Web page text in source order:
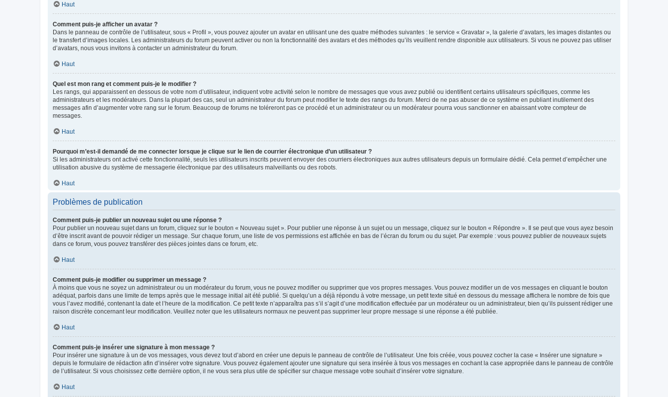
Haut
Comment puis-je afficher un avatar ?
Dans le panneau de contrôle de l’utilisateur, sous « Profil », vous pouvez ajouter un avatar en utilisant une des quatre méthodes suivantes : le service « Gravatar », la galerie d’avatars, les images distantes ou
le transfert d’images locales. Les administrateurs du forum peuvent activer ou non la fonctionnalité des avatars et des méthodes qu’ils veuillent rendre disponible aux utilisateurs. Si vous ne pouvez pas utiliser
d’avatars, nous vous invitons à contacter un administrateur du forum.
Haut
Quel est mon rang et comment puis-je le modifier ?
Les rangs, qui apparaissent en dessous de votre nom d’utilisateur, indiquent votre activité selon le nombre de messages que vous avez publié ou identifient certains utilisateurs spécifiques, comme les
administrateurs et les modérateurs. Dans la plupart des cas, seul un administrateur du forum peut modifier le texte des rangs du forum. Merci de ne pas abuser de ce système en publiant inutilement des
messages afin d’augmenter votre rang sur le forum. Beaucoup de forums ne toléreront pas ce procédé et un administrateur ou un modérateur pourra vous sanctionner en abaissant votre compteur de
messages.
Haut
Pourquoi m’est-il demandé de me connecter lorsque je clique sur le lien de courrier électronique d’un utilisateur ?
Si les administrateurs ont activé cette fonctionnalité, seuls les utilisateurs inscrits peuvent envoyer des courriers électroniques aux autres utilisateurs depuis un formulaire dédié. Cela permet d’empêcher une
utilisation abusive du système de messagerie électronique par des utilisateurs malveillants ou des robots.
Haut
Problèmes de publication
Comment puis-je publier un nouveau sujet ou une réponse ?
Pour publier un nouveau sujet dans un forum, cliquez sur le bouton « Nouveau sujet ». Pour publier une réponse à un sujet ou un message, cliquez sur le bouton « Répondre ». Il se peut que vous ayez besoin
d’être inscrit avant de pouvoir rédiger un message. Sur chaque forum, une liste de vos permissions est affichée en bas de l’écran du forum ou du sujet. Par exemple : vous pouvez publier de nouveaux sujets
dans ce forum, vous pouvez transférer des pièces jointes dans ce forum, etc.
Haut
Comment puis-je modifier ou supprimer un message ?
À moins que vous ne soyez un administrateur ou un modérateur du forum, vous ne pouvez modifier ou supprimer que vos propres messages. Vous pouvez modifier un de vos messages en cliquant le bouton
adéquat, parfois dans une limite de temps après que le message initial ait été publié. Si quelqu’un a déjà répondu à votre message, un petit texte situé en dessous du message affichera le nombre de fois que
vous l’avez modifié, contenant la date et l’heure de la modification. Ce petit texte n’apparaîtra pas s’il s’agit d’une modification effectuée par un modérateur ou un administrateur, bien qu’ils puissent rédiger une
raison discrète concernant leur modification. Veuillez noter que les utilisateurs normaux ne peuvent pas supprimer leur propre message si une réponse a été publiée.
Haut
Comment puis-je insérer une signature à mon message ?
Pour insérer une signature à un de vos messages, vous devez tout d’abord en créer une depuis le panneau de contrôle de l’utilisateur. Une fois créée, vous pouvez cocher la case « Insérer une signature »
depuis le formulaire de rédaction afin d’insérer votre signature. Vous pouvez également ajouter une signature qui sera insérée à tous vos messages en cochant la case appropriée dans le panneau de contrôle
de l’utilisateur. Si vous choisissez cette dernière option, il ne vous sera plus utile de spécifier sur chaque message votre souhait d’insérer votre signature.
Haut